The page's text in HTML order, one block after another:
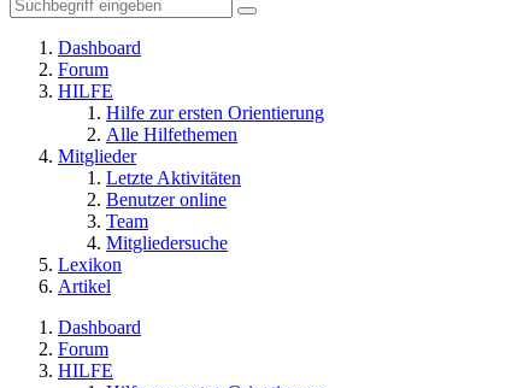
Dashboard
Forum
HILFE
Hilfe zur ersten Orientierung
Alle Hilfethemen
Mitglieder
Letzte Aktivitäten
Benutzer online
Team
Mitgliedersuche
Lexikon
Artikel
Dashboard
Forum
HILFE